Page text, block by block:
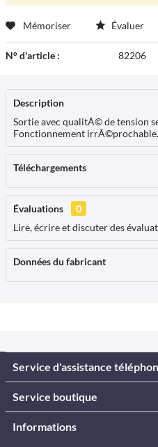
Mémoriser Évaluer
N° d'article : 82206
Description
Sortie avec qualitÃ© de tension
Fonctionnement
Téléchargements
Évaluations
0
Lire, écrire et discuter des
Données du fabricant
Service d'assistance
Service boutique
Informations